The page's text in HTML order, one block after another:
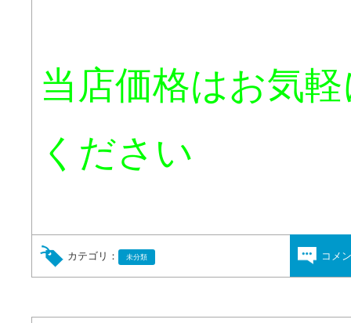
当店価格はお気
ください
カテゴリ： 未分類 コメ